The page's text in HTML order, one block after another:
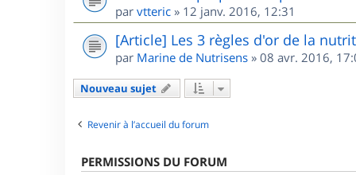
par vtteric » 12 janv. 2016, 12:31
[Article] Les 3 règles d'or de la
par Marine de Nutrisens » 08 avr. 2016,
Nouveau sujet
Revenir à l’accueil du forum
PERMISSIONS DU FORUM